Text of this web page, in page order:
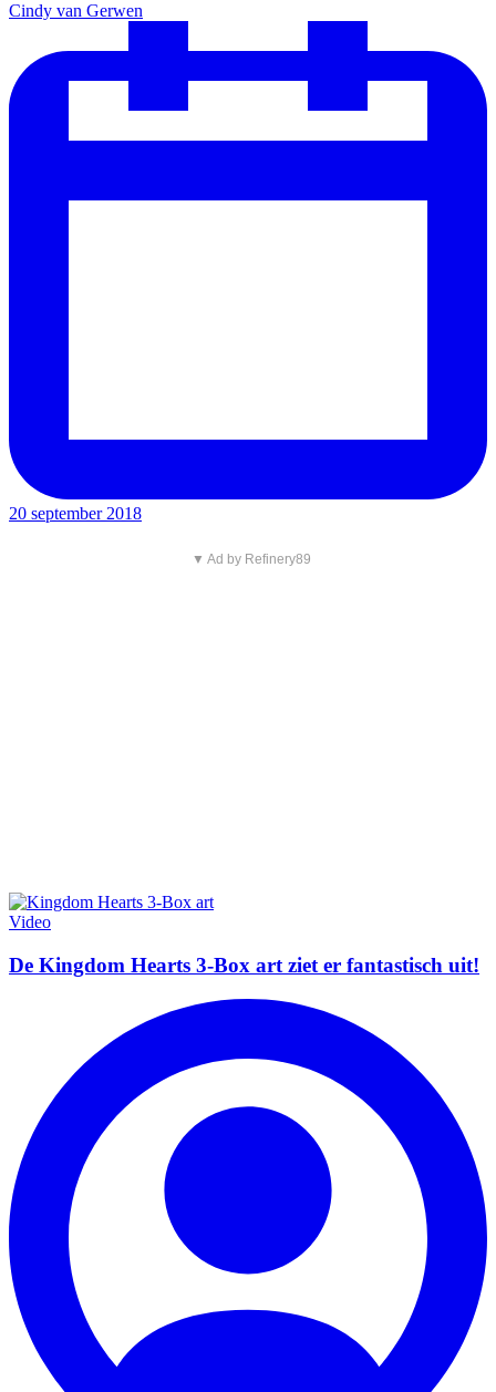
Cindy van Gerwen
20 september 2018
▼ Ad by Refinery89
Video
De Kingdom Hearts 3-Box art ziet er fantastisch uit!